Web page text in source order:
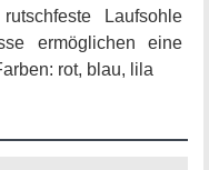
Laufsohle
ermöglichen eine
rot, blau, lila